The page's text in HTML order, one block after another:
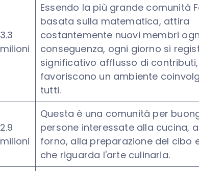
3.3
milioni
Essendo la più grande comunità
basata sulla matematica, attira
costantemente nuovi membri
conseguenza, ogni giorno si
significativo afflusso di
favoriscono un ambiente
tutti.
2.9
milioni
Questa è una comunità per
persone interessate alla cucina,
forno, alla preparazione del cibo
che riguarda l'arte culinaria.